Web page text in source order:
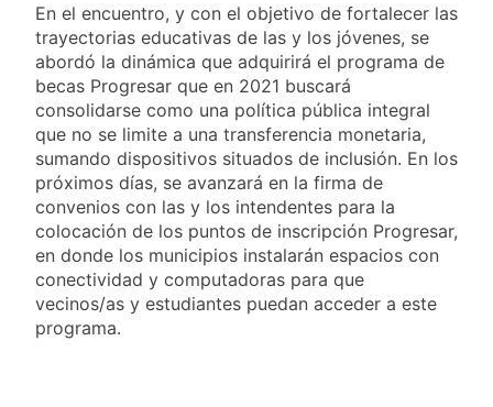
En el encuentro, y con el objetivo de fortalecer las
trayectorias educativas de las y los jóvenes, se
abordó la dinámica que adquirirá el programa de
becas Progresar que en 2021 buscará
consolidarse como una política pública integral
que no se limite a una transferencia monetaria,
sumando dispositivos situados de inclusión. En los
próximos días, se avanzará en la firma de
convenios con las y los intendentes para la
colocación de los puntos de inscripción Progresar,
en donde los municipios instalarán espacios con
conectividad y computadoras para que
vecinos/as y estudiantes puedan acceder a este
programa.